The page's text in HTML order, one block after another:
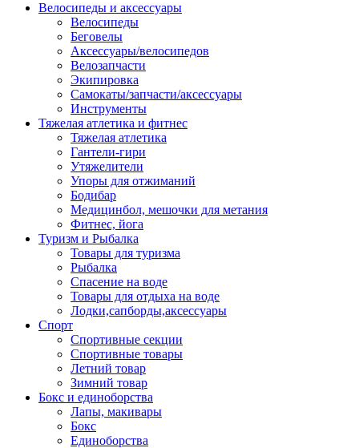
Велосипеды и аксессуары
Велосипеды
Беговелы
Аксессуары/велосипедов
Велозапчасти
Экипировка
Самокаты/запчасти/аксессуары
Инструменты
Тяжелая атлетика и фитнес
Тяжелая атлетика
Гантели-гири
Утяжелители
Упоры для отжиманий
Бодибар
Медицинбол, мешочки для метания
Фитнес, йога
Туризм и Рыбалка
Товары для туризма
Рыбалка
Спасение на воде
Товары для отдыха на воде
Лодки,сапборды,аксессуары
Спорт
Спортивные секции
Спортивные товары
Летний товар
Зимний товар
Бокс и единоборства
Лапы, макивары
Бокс
Единоборства